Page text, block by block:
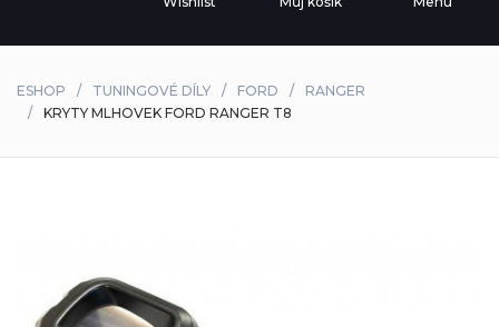
ESHOP TUNINGOVÉ DÍLY FORD
RANGER
KRYTY MLHOVEK FORD RANGER T8